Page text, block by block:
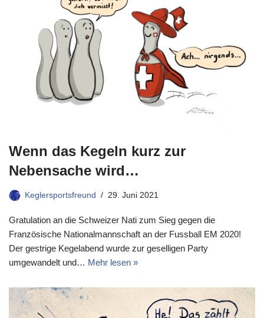
Wenn das Kegeln kurz zur
Nebensache wird…
Keglersportsfreund 29. Juni 2021
Gratulation an die Schweizer Nati zum Sieg gegen die
Französische Nationalmannschaft an der Fussball EM 2020!
Der gestrige Kegelabend wurde zur geselligen Party
umgewandelt und… Mehr lesen »